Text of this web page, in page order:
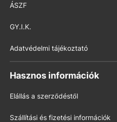
ÁSZF
GY.I.K.
Adatvédelmi tájékoztató
Hasznos információk
Elállás a szerződéstől
Szállítási és fizetési információk